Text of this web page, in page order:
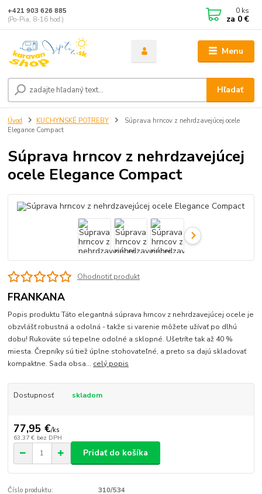
Menu
Hľadať
+421 903 626 885
(Po-Pia, 8-16 hod.)
0 ks
za 0 €
Úvod KUCHYNSKÉ POTREBY
Súprava hrncov z nehrdzavejúcej ocele
Elegance Compact
Súprava hrncov z nehrdzavejúcej
ocele Elegance Compact
Ohodnotiť produkt
FRANKANA
Popis produktu Táto elegantná súprava hrncov z nehrdzavejúcej ocele je
obzvlášť robustná a odolná - takže si varenie môžete užívať po dlhú
dobu! Rukoväte sú tepelne odolné a sklopné. Ušetríte tak až 40 %
miesta. Črepníky sú tiež úplne stohovateľné, a preto sa dajú skladovať
kompaktne. Sada obsa... celý popis
Dostupnosť skladom
77,95 €/ks
63,37 € bez DPH
Pridať do košíka
Číslo produktu: 310/534